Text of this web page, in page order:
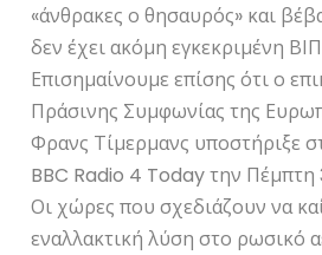
«άνθρακες ο θησαυρός» και
δεν έχει ακόμη εγκεκριμένη
Επισημαίνουμε επίσης ότι ο
Πράσινης Συμφωνίας της
Φρανς Τίμερμανς υποστήριξε
BBC Radio 4 Today την Πέμπτη
Οι χώρες που σχεδιάζουν να
εναλλακτική λύση στο ρωσικό